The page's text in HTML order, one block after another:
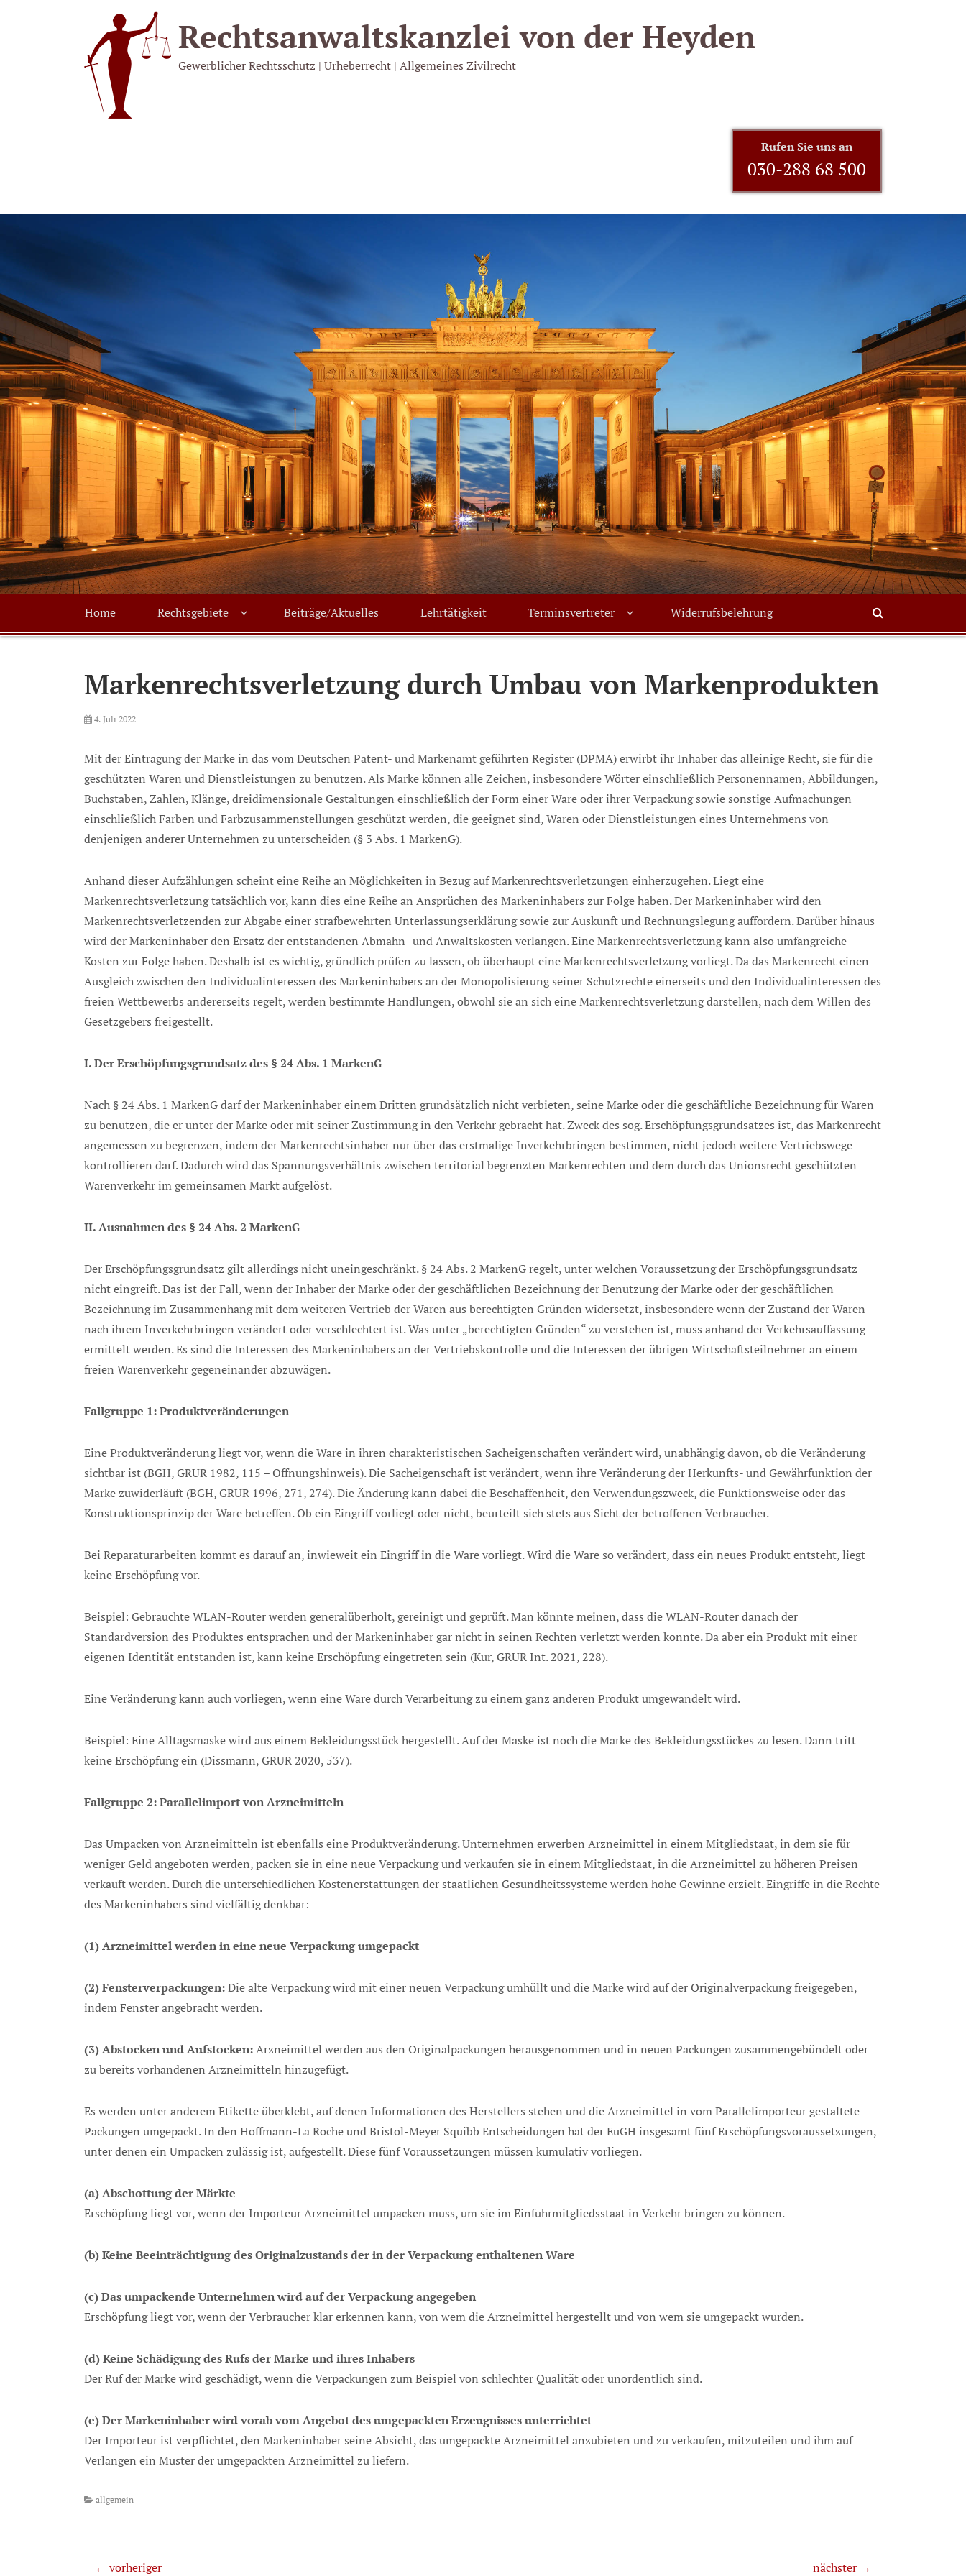
Rechtsanwalts­kanzlei von der Heyden
Gewerblicher Rechtsschutz | Urheberrecht | Allgemeines Zivilrecht
Rufen Sie uns an
030-288 68 500
Primary
menu
Home Rechtsgebiete Beiträge/Aktuelles Lehrtätigkeit Terminsvertreter Widerrufsbelehrung
Markenrechtsverletzung durch Umbau von Markenprodukten
Posted
4. Juli 2022
Mit der Eintragung der Marke in das vom Deutschen Patent- und Markenamt geführten Register (DPMA) erwirbt ihr Inhaber das alleinige Recht, sie für die
geschützten Waren und Dienstleistungen zu benutzen. Als Marke können alle Zeichen, insbesondere Wörter einschließlich Personennamen, Abbildungen,
Buchstaben, Zahlen, Klänge, dreidimensionale Gestaltungen einschließlich der Form einer Ware oder ihrer Verpackung sowie sonstige Aufmachungen
einschließlich Farben und Farbzusammenstellungen geschützt werden, die geeignet sind, Waren oder Dienstleistungen eines Unternehmens von
denjenigen anderer Unternehmen zu unterscheiden (§ 3 Abs. 1 MarkenG).
Anhand dieser Aufzählungen scheint eine Reihe an Möglichkeiten in Bezug auf Markenrechtsverletzungen einherzugehen. Liegt eine
Markenrechtsverletzung tatsächlich vor, kann dies eine Reihe an Ansprüchen des Markeninhabers zur Folge haben. Der Markeninhaber wird den
Markenrechtsverletzenden zur Abgabe einer strafbewehrten Unterlassungserklärung sowie zur Auskunft und Rechnungslegung auffordern. Darüber hinaus
wird der Markeninhaber den Ersatz der entstandenen Abmahn- und Anwaltskosten verlangen. Eine Markenrechtsverletzung kann also umfangreiche
Kosten zur Folge haben. Deshalb ist es wichtig, gründlich prüfen zu lassen, ob überhaupt eine Markenrechtsverletzung vorliegt. Da das Markenrecht einen
Ausgleich zwischen den Individualinteressen des Markeninhabers an der Monopolisierung seiner Schutzrechte einerseits und den Individualinteressen des
freien Wettbewerbs andererseits regelt, werden bestimmte Handlungen, obwohl sie an sich eine Markenrechtsverletzung darstellen, nach dem Willen des
Gesetzgebers freigestellt.
I. Der Erschöpfungsgrundsatz des § 24 Abs. 1 MarkenG
Nach § 24 Abs. 1 MarkenG darf der Markeninhaber einem Dritten grundsätzlich nicht verbieten, seine Marke oder die geschäftliche Bezeichnung für Waren
zu benutzen, die er unter der Marke oder mit seiner Zustimmung in den Verkehr gebracht hat. Zweck des sog. Erschöpfungsgrundsatzes ist, das Markenrecht
angemessen zu begrenzen, indem der Markenrechtsinhaber nur über das erstmalige Inverkehrbringen bestimmen, nicht jedoch weitere Vertriebswege
kontrollieren darf. Dadurch wird das Spannungsverhältnis zwischen territorial begrenzten Markenrechten und dem durch das Unionsrecht geschützten
Warenverkehr im gemeinsamen Markt aufgelöst.
II. Ausnahmen des § 24 Abs. 2 MarkenG
Der Erschöpfungsgrundsatz gilt allerdings nicht uneingeschränkt. § 24 Abs. 2 MarkenG regelt, unter welchen Voraussetzung der Erschöpfungsgrundsatz
nicht eingreift. Das ist der Fall, wenn der Inhaber der Marke oder der geschäftlichen Bezeichnung der Benutzung der Marke oder der geschäftlichen
Bezeichnung im Zusammenhang mit dem weiteren Vertrieb der Waren aus berechtigten Gründen widersetzt, insbesondere wenn der Zustand der Waren
nach ihrem Inverkehrbringen verändert oder verschlechtert ist. Was unter „berechtigten Gründen“ zu verstehen ist, muss anhand der Verkehrsauffassung
ermittelt werden. Es sind die Interessen des Markeninhabers an der Vertriebskontrolle und die Interessen der übrigen Wirtschaftsteilnehmer an einem
freien Warenverkehr gegeneinander abzuwägen.
Fallgruppe 1: Produktveränderungen
Eine Produktveränderung liegt vor, wenn die Ware in ihren charakteristischen Sacheigenschaften verändert wird, unabhängig davon, ob die Veränderung
sichtbar ist (BGH, GRUR 1982, 115 – Öffnungshinweis). Die Sacheigenschaft ist verändert, wenn ihre Veränderung der Herkunfts- und Gewährfunktion der
Marke zuwiderläuft (BGH, GRUR 1996, 271, 274). Die Änderung kann dabei die Beschaffenheit, den Verwendungszweck, die Funktionsweise oder das
Konstruktionsprinzip der Ware betreffen. Ob ein Eingriff vorliegt oder nicht, beurteilt sich stets aus Sicht der betroffenen Verbraucher.
Bei Reparaturarbeiten kommt es darauf an, inwieweit ein Eingriff in die Ware vorliegt. Wird die Ware so verändert, dass ein neues Produkt entsteht, liegt
keine Erschöpfung vor.
Beispiel: Gebrauchte WLAN-Router werden generalüberholt, gereinigt und geprüft. Man könnte meinen, dass die WLAN-Router danach der
Standardversion des Produktes entsprachen und der Markeninhaber gar nicht in seinen Rechten verletzt werden konnte. Da aber ein Produkt mit einer
eigenen Identität entstanden ist, kann keine Erschöpfung eingetreten sein (Kur, GRUR Int. 2021, 228).
Eine Veränderung kann auch vorliegen, wenn eine Ware durch Verarbeitung zu einem ganz anderen Produkt umgewandelt wird.
Beispiel: Eine Alltagsmaske wird aus einem Bekleidungsstück hergestellt. Auf der Maske ist noch die Marke des Bekleidungsstückes zu lesen. Dann tritt
keine Erschöpfung ein (Dissmann, GRUR 2020, 537).
Fallgruppe 2: Parallelimport von Arzneimitteln
Das Umpacken von Arzneimitteln ist ebenfalls eine Produktveränderung. Unternehmen erwerben Arzneimittel in einem Mitgliedstaat, in dem sie für
weniger Geld angeboten werden, packen sie in eine neue Verpackung und verkaufen sie in einem Mitgliedstaat, in die Arzneimittel zu höheren Preisen
verkauft werden. Durch die unterschiedlichen Kostenerstattungen der staatlichen Gesundheitssysteme werden hohe Gewinne erzielt. Eingriffe in die Rechte
des Markeninhabers sind vielfältig denkbar:
(1) Arzneimittel werden in eine neue Verpackung umgepackt
(2) Fensterverpackungen:Die alte Verpackung wird mit einer neuen Verpackung umhüllt und die Marke wird auf der Originalverpackung freigegeben,
indem Fenster angebracht werden.
(3) Abstocken und Aufstocken:Arzneimittel werden aus den Originalpackungen herausgenommen und in neuen Packungen zusammengebündelt oder
zu bereits vorhandenen Arzneimitteln hinzugefügt.
Es werden unter anderem Etikette überklebt, auf denen Informationen des Herstellers stehen und die Arzneimittel in vom Parallelimporteur gestaltete
Packungen umgepackt. In den Hoffmann-La Roche und Bristol-Meyer Squibb Entscheidungen hat der EuGH insgesamt fünf Erschöpfungsvoraussetzungen,
unter denen ein Umpacken zulässig ist, aufgestellt. Diese fünf Voraussetzungen müssen kumulativ vorliegen.
(a) Abschottung der Märkte
Erschöpfung liegt vor, wenn der Importeur Arzneimittel umpacken muss, um sie im Einfuhrmitgliedsstaat in Verkehr bringen zu können.
(b) Keine Beeinträchtigung des Originalzustands der in der Verpackung enthaltenen Ware
(c) Das umpackende Unternehmen wird auf der Verpackung angegeben
Erschöpfung liegt vor, wenn der Verbraucher klar erkennen kann, von wem die Arzneimittel hergestellt und von wem sie umgepackt wurden.
(d) Keine Schädigung des Rufs der Marke und ihres Inhabers
Der Ruf der Marke wird geschädigt, wenn die Verpackungen zum Beispiel von schlechter Qualität oder unordentlich sind.
(e) Der Markeninhaber wird vorab vom Angebot des umgepackten Erzeugnisses unterrichtet
Der Importeur ist verpflichtet, den Markeninhaber seine Absicht, das umgepackte Arzneimittel anzubieten und zu verkaufen, mitzuteilen und ihm auf
Verlangen ein Muster der umgepackten Arzneimittel zu liefern.
Categories
allgemein
← vorheriger nächster →